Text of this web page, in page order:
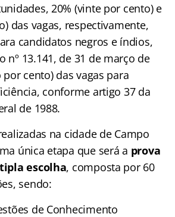
20% (vinte por cento) e
das vagas, respectivamente,
candidatos negros e índios,
nº 13.141, de 31 de março de
por cento) das vagas para
conforme artigo 37 da
de 1988.
na cidade de Campo
única etapa que será a prova
escolha, composta por 60
sendo:
de Conhecimento